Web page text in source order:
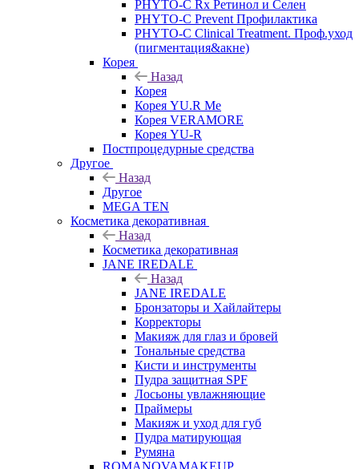
PHYTO-C Rx Ретинол и Селен
PHYTO-C Prevent Профилактика
PHYTO-C Clinical Treatment. Проф.уход
(пигментация&акне)
Корея
Назад
Корея
Корея YU.R Me
Корея VERAMORE
Корея YU-R
Постпроцедурные средства
Другое
Назад
Другое
MEGA TEN
Косметика декоративная
Назад
Косметика декоративная
JANE IREDALE
Назад
JANE IREDALE
Бронзаторы и Хайлайтеры
Корректоры
Макияж для глаз и бровей
Тональные средства
Кисти и инструменты
Пудра защитная SPF
Лосьоны увлажняющие
Праймеры
Макияж и уход для губ
Пудра матирующая
Румяна
ROMANOVAMAKEUP